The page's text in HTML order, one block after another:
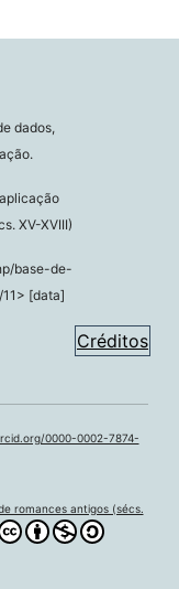
dados,
XV-XVIII)
base-de-
[data]
Créditos
0000-0002-7874-
romances antigos (sécs.